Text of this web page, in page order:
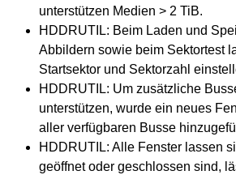
unterstützen Medien > 2 TiB.
HDDRUTIL: Beim Laden und
Abbildern sowie beim Sektortest
Startsektor und Sektorzahl
HDDRUTIL: Um zusätzliche
unterstützen, wurde ein neues
aller verfügbaren Busse
HDDRUTIL: Alle Fenster lassen
geöffnet oder geschlossen sind,